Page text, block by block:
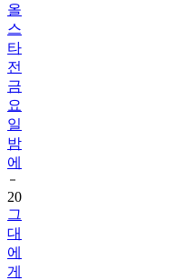
올
스
타
전
금
요
일
밤
에
20
그
대
에
게